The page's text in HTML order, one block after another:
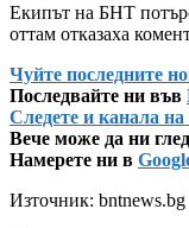
Екипът на БНТ
оттам отказаха
Чуйте последните
Последвайте ни във
Следете и канала
Вече може да ни
Намерете ни в
Източник: bntnews.bg